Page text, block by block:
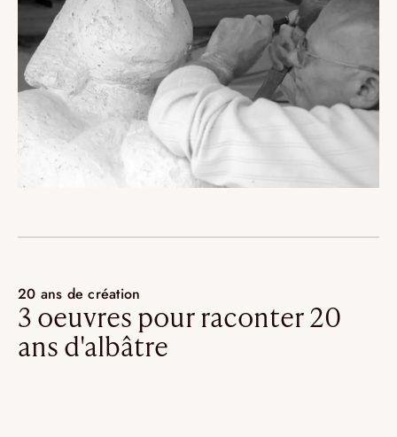
20 ans de création
3 oeuvres pour raconter 20
ans d'albâtre